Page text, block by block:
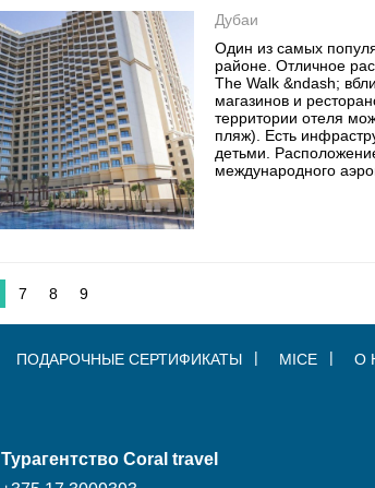
Дубаи
Один из самых
районе. Отличное
The Walk &ndash;
магазинов и
территории отеля
пляж). Есть
детьми.
международного
7 8 9
ПОДАРОЧНЫЕ СЕРТИФИКАТЫ MICE
О
Турагентство Coral travel